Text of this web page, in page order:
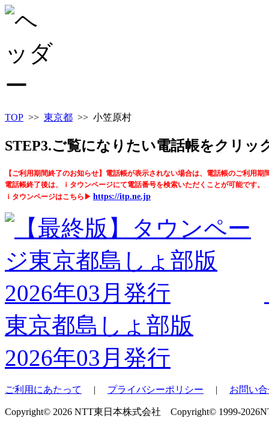
TOP >> 東京都 >> 小笠原村
STEP3.ご覧になりたい電話帳をクリッ
【ご利用期間終了のお知らせ】電話帳が表示されない場合は、電話帳のご利用期
電話帳終了後は、ｉタウンページにて電話番号を検索いただくことが可能です。
ｉタウンページはこちら▶ https://itp.ne.jp
東京都島しょ部版
2026年03月発行
ご利用にあたって | プライバシーポリシー | お問い
Copyright© 2026 NTT東日本株式会社 Copyright© 1999-